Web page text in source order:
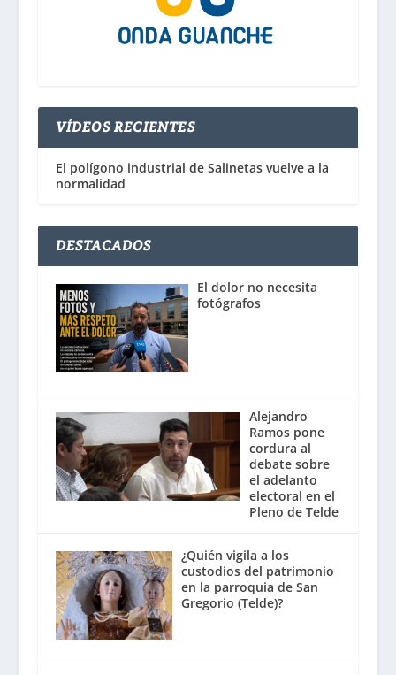
VÍDEOS RECIENTES
El polígono industrial de Salinetas vuelve a la
normalidad
DESTACADOS
El dolor no necesita
fotógrafos
Alejandro
Ramos pone
cordura al
debate sobre
el adelanto
electoral en el
Pleno de Telde
¿Quién vigila a los
custodios del patrimonio
en la parroquia de San
Gregorio (Telde)?